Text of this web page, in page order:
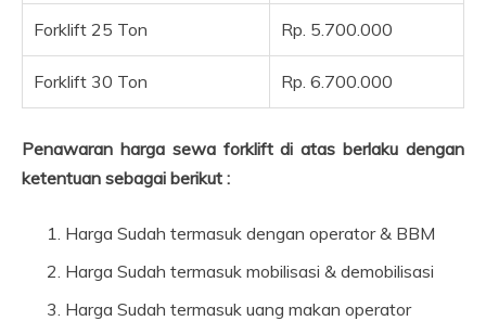
Forklift 25 Ton Rp. 5.700.000
Forklift 30 Ton Rp. 6.700.000
Penawaran harga sewa forklift di atas berlaku dengan
ketentuan sebagai berikut :
Harga Sudah termasuk dengan operator & BBM
Harga Sudah termasuk mobilisasi & demobilisasi
Harga Sudah termasuk uang makan operator